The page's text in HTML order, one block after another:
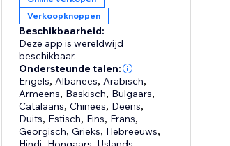
Verkoopknoppen
Beschikbaarheid:
Deze app is wereldwijd
beschikbaar.
Ondersteunde talen:
Engels, Albanees, Arabisch,
Armeens, Baskisch, Bulgaars,
Catalaans,Chinees, Deens,
Duits, Estisch, Fins, Frans,
Georgisch,Grieks, Hebreeuws,
, , ,